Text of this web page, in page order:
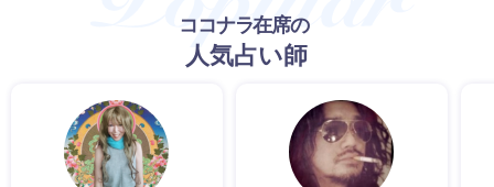
ココナラ在席の
人気占い師